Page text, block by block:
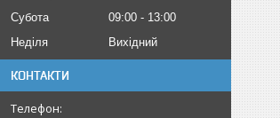
Субота
09:00
13:00
Неділя
Вихідний
КОНТАКТИ